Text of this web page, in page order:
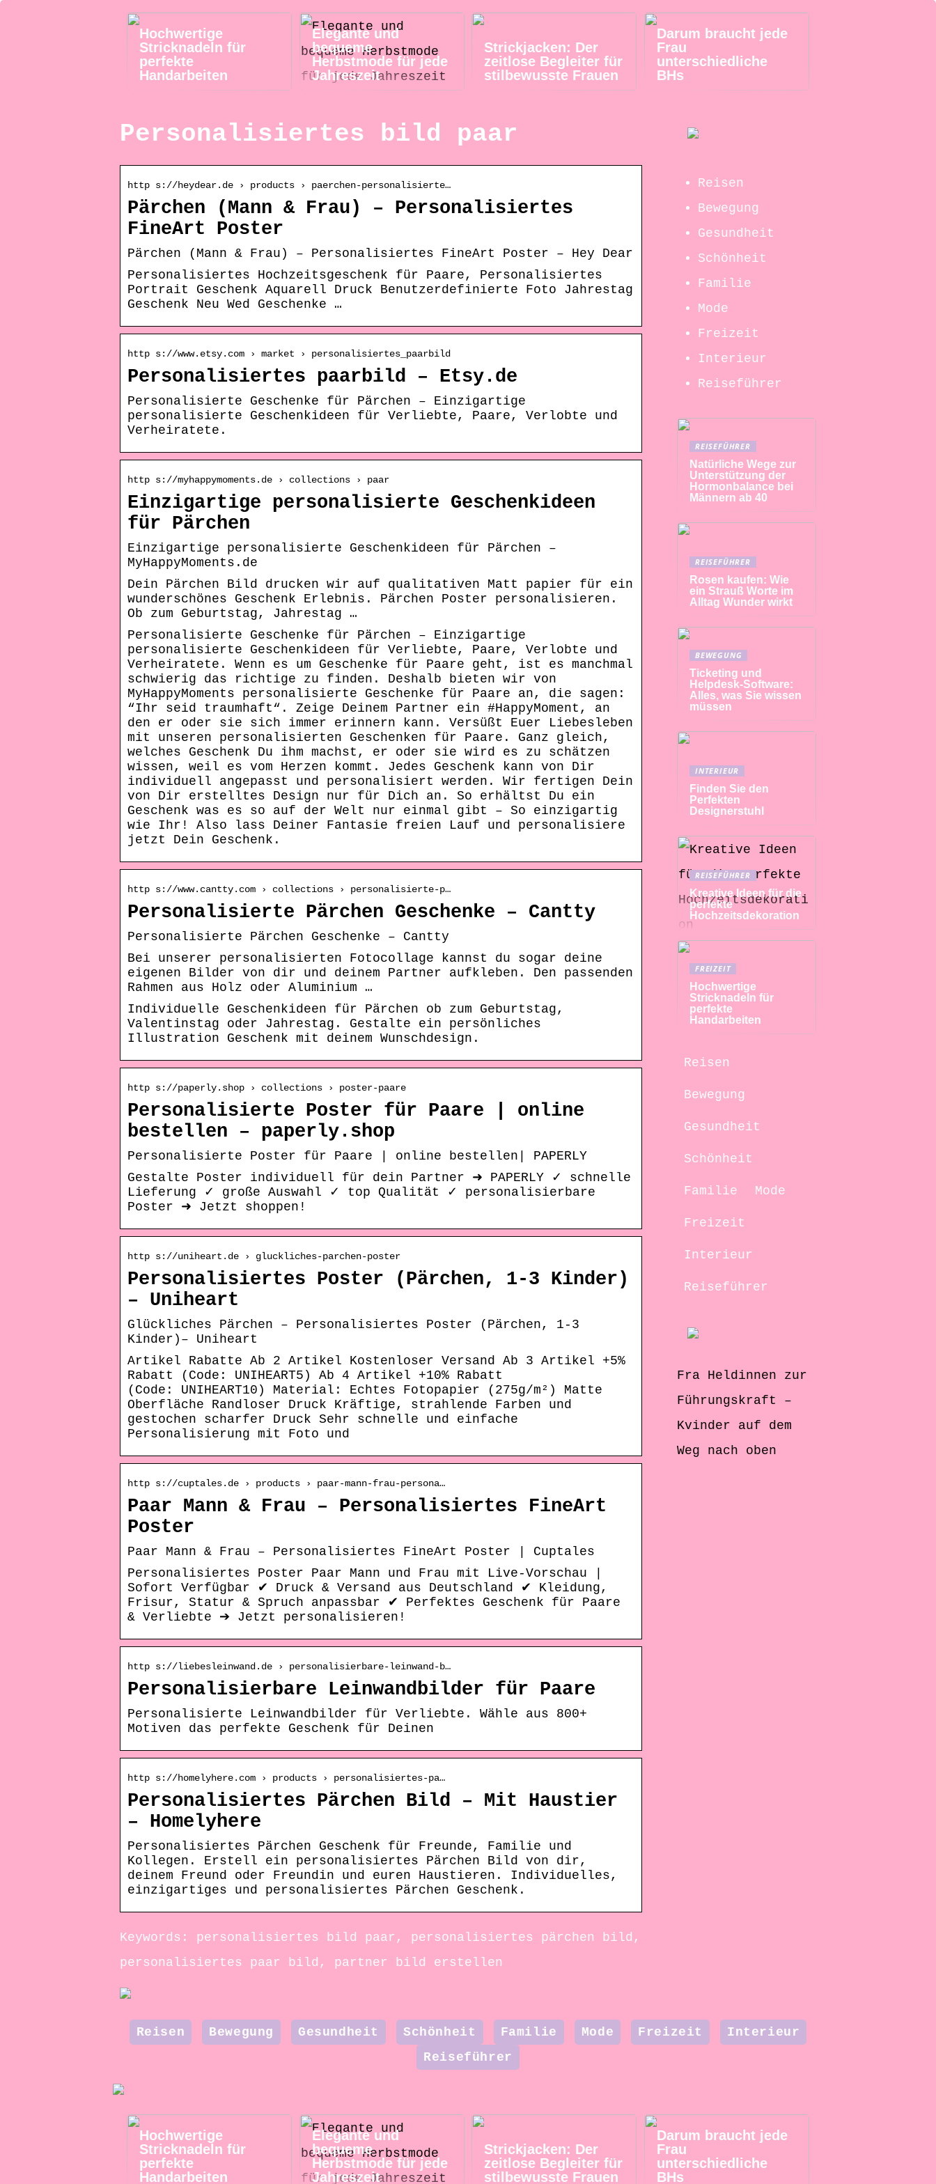
Hochwertige
Stricknadeln für
perfekte
Handarbeiten
Elegante und
bequeme
Herbstmode für jede
Jahreszeit
Strickjacken: Der
zeitlose Begleiter für
stilbewusste Frauen
Darum braucht jede
Frau
unterschiedliche
BHs
Personalisiertes bild paar
http s://heydear.de › products › paerchen-personalisierte…
Pärchen (Mann & Frau) – Personalisiertes
FineArt Poster
Pärchen (Mann & Frau) – Personalisiertes FineArt Poster – Hey Dear
Personalisiertes Hochzeitsgeschenk für Paare, Personalisiertes
Portrait Geschenk Aquarell Druck Benutzerdefinierte Foto Jahrestag
Geschenk Neu Wed Geschenke …
http s://www.etsy.com › market › personalisiertes_paarbild
Personalisiertes paarbild – Etsy.de
Personalisierte Geschenke für Pärchen – Einzigartige
personalisierte Geschenkideen für Verliebte, Paare, Verlobte und
Verheiratete.
http s://myhappymoments.de › collections › paar
Einzigartige personalisierte Geschenkideen
für Pärchen
Einzigartige personalisierte Geschenkideen für Pärchen –
MyHappyMoments.de
Dein Pärchen Bild drucken wir auf qualitativen Matt papier für ein
wunderschönes Geschenk Erlebnis. Pärchen Poster personalisieren.
Ob zum Geburtstag, Jahrestag …
Personalisierte Geschenke für Pärchen – Einzigartige
personalisierte Geschenkideen für Verliebte, Paare, Verlobte und
Verheiratete. Wenn es um Geschenke für Paare geht, ist es manchmal
schwierig das richtige zu finden. Deshalb bieten wir von
MyHappyMoments personalisierte Geschenke für Paare an, die sagen:
“Ihr seid traumhaft“. Zeige Deinem Partner ein #HappyMoment, an
den er oder sie sich immer erinnern kann. Versüßt Euer Liebesleben
mit unseren personalisierten Geschenken für Paare. Ganz gleich,
welches Geschenk Du ihm machst, er oder sie wird es zu schätzen
wissen, weil es vom Herzen kommt. Jedes Geschenk kann von Dir
individuell angepasst und personalisiert werden. Wir fertigen Dein
von Dir erstelltes Design nur für Dich an. So erhältst Du ein
Geschenk was es so auf der Welt nur einmal gibt – So einzigartig
wie Ihr! Also lass Deiner Fantasie freien Lauf und personalisiere
jetzt Dein Geschenk.
http s://www.cantty.com › collections › personalisierte-p…
Personalisierte Pärchen Geschenke – Cantty
Personalisierte Pärchen Geschenke – Cantty
Bei unserer personalisierten Fotocollage kannst du sogar deine
eigenen Bilder von dir und deinem Partner aufkleben. Den passenden
Rahmen aus Holz oder Aluminium …
Individuelle Geschenkideen für Pärchen ob zum Geburtstag,
Valentinstag oder Jahrestag. Gestalte ein persönliches
Illustration Geschenk mit deinem Wunschdesign.
http s://paperly.shop › collections › poster-paare
Personalisierte Poster für Paare | online
bestellen – paperly.shop
Personalisierte Poster für Paare | online bestellen| PAPERLY
Gestalte Poster individuell für dein Partner ➜ PAPERLY ✓ schnelle
Lieferung ✓ große Auswahl ✓ top Qualität ✓ personalisierbare
Poster ➜ Jetzt shoppen!
http s://uniheart.de › gluckliches-parchen-poster
Personalisiertes Poster (Pärchen, 1-3 Kinder)
– Uniheart
Glückliches Pärchen – Personalisiertes Poster (Pärchen, 1-3
Kinder)– Uniheart
Artikel Rabatte Ab 2 Artikel Kostenloser Versand Ab 3 Artikel +5%
Rabatt (Code: UNIHEART5) Ab 4 Artikel +10% Rabatt
(Code: UNIHEART10) Material: Echtes Fotopapier (275g/m²) Matte
Oberfläche Randloser Druck Kräftige, strahlende Farben und
gestochen scharfer Druck Sehr schnelle und einfache
Personalisierung mit Foto und
http s://cuptales.de › products › paar-mann-frau-persona…
Paar Mann & Frau – Personalisiertes FineArt
Poster
Paar Mann & Frau – Personalisiertes FineArt Poster | Cuptales
Personalisiertes Poster Paar Mann und Frau mit Live-Vorschau |
Sofort Verfügbar ✔ Druck & Versand aus Deutschland ✔ Kleidung,
Frisur, Statur & Spruch anpassbar ✔ Perfektes Geschenk für Paare
& Verliebte ➔ Jetzt personalisieren!
http s://liebesleinwand.de › personalisierbare-leinwand-b…
Personalisierbare Leinwandbilder für Paare
Personalisierte Leinwandbilder für Verliebte. Wähle aus 800+
Motiven das perfekte Geschenk für Deinen
http s://homelyhere.com › products › personalisiertes-pa…
Personalisiertes Pärchen Bild – Mit Haustier
– Homelyhere
Personalisiertes Pärchen Geschenk für Freunde, Familie und
Kollegen. Erstell ein personalisiertes Pärchen Bild von dir,
deinem Freund oder Freundin und euren Haustieren. Individuelles,
einzigartiges und personalisiertes Pärchen Geschenk.
Keywords: personalisiertes bild paar, personalisiertes pärchen bild,
personalisiertes paar bild, partner bild erstellen
Reisen
Bewegung
Gesundheit
Schönheit
Familie
Mode
Freizeit
Interieur
Reiseführer
REISEFÜHRER
Natürliche Wege zur
Unterstützung der
Hormonbalance bei
Männern ab 40
REISEFÜHRER
Rosen kaufen: Wie
ein Strauß Worte im
Alltag Wunder wirkt
BEWEGUNG
Ticketing und
Helpdesk-Software:
Alles, was Sie wissen
müssen
INTERIEUR
Finden Sie den
Perfekten
Designerstuhl
REISEFÜHRER
Kreative Ideen für die
perfekte
Hochzeitsdekoration
FREIZEIT
Hochwertige
Stricknadeln für
perfekte
Handarbeiten
Reisen
Bewegung
Gesundheit
Schönheit
Familie Mode
Freizeit
Interieur
Reiseführer
Fra Heldinnen zur
Führungskraft –
Kvinder auf dem
Weg nach oben
Reisen Bewegung Gesundheit Schönheit Familie Mode Freizeit
Interieur
Reiseführer
Hochwertige
Stricknadeln für
perfekte
Handarbeiten
Elegante und
bequeme
Herbstmode für jede
Jahreszeit
Strickjacken: Der
zeitlose Begleiter für
stilbewusste Frauen
Darum braucht jede
Frau
unterschiedliche
BHs